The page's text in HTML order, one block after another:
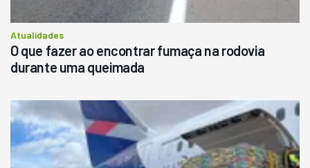
Atualidades
O que fazer ao encontrar fumaça na rodovia
durante uma queimada